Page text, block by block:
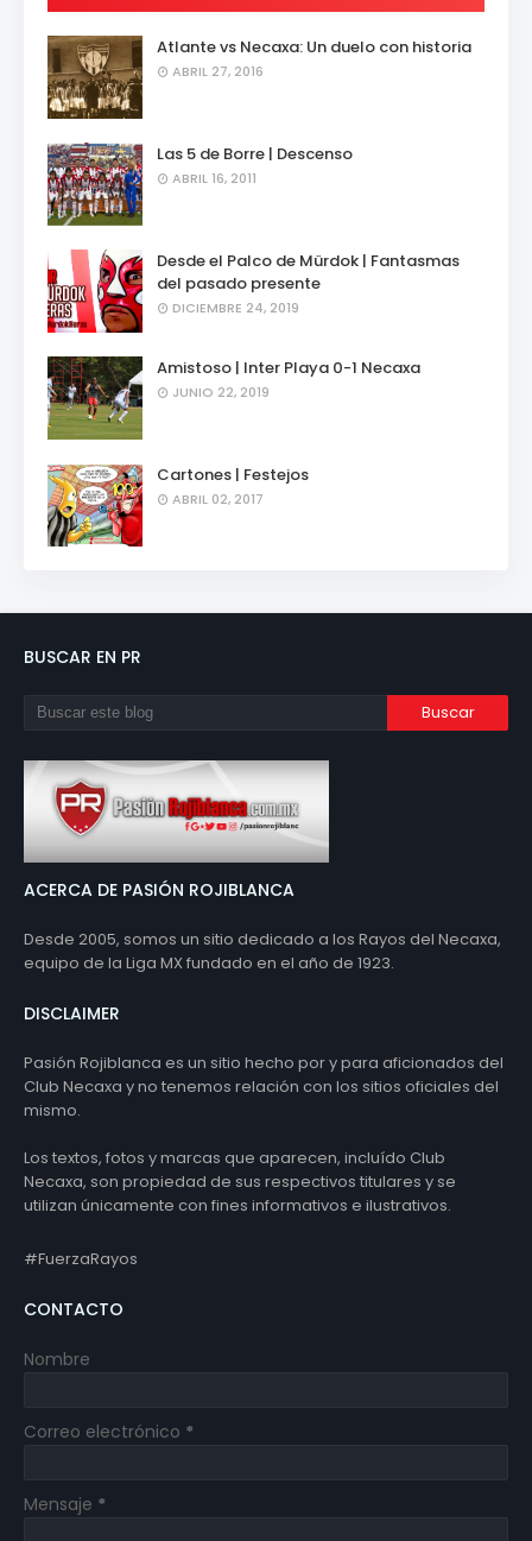
Atlante vs Necaxa: Un duelo con historia
ABRIL 27, 2016
Las 5 de Borre | Descenso
ABRIL 16, 2011
Desde el Palco de Mürdok | Fantasmas
del pasado presente
DICIEMBRE 24, 2019
Amistoso | Inter Playa 0-1 Necaxa
JUNIO 22, 2019
Cartones | Festejos
ABRIL 02, 2017
BUSCAR EN PR
ACERCA DE PASIÓN ROJIBLANCA
Desde 2005, somos un sitio dedicado a los Rayos del Necaxa,
equipo de la Liga MX fundado en el año de 1923.
DISCLAIMER
Pasión Rojiblanca es un sitio hecho por y para aficionados del
Club Necaxa y no tenemos relación con los sitios oficiales del
mismo.
Los textos, fotos y marcas que aparecen, incluído Club
Necaxa, son propiedad de sus respectivos titulares y se
utilizan únicamente con fines informativos e ilustrativos.
#FuerzaRayos
CONTACTO
Nombre
Correo electrónico *
Mensaje *